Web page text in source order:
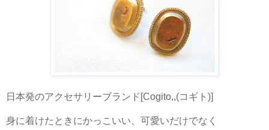
日本発のアクセサリーブランド[Cogito,,(コギト)]
身に着けたときにかっこいい、可愛いだけでなく